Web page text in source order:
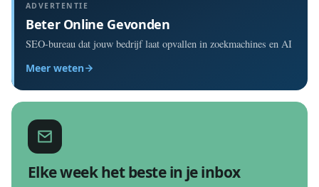
ADVERTENTIE
Beter Online Gevonden
SEO-bureau dat jouw bedrijf laat opvallen in zoekmachines en AI
Meer weten
Elke week het beste in je inbox